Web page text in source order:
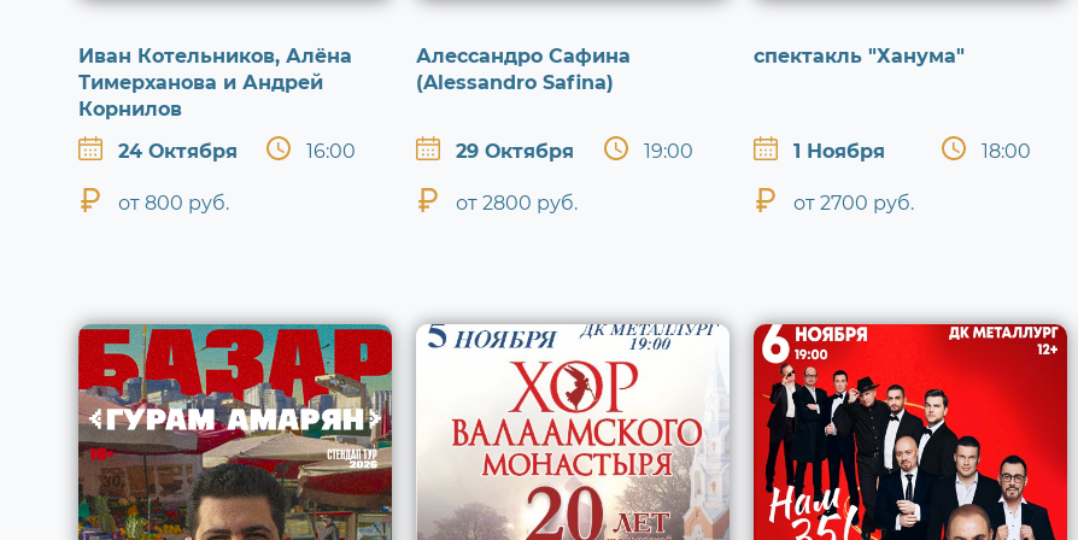
Иван Котельников, Алёна
Тимерханова и Андрей
Корнилов
24 Октября
16:00
от 800 руб.
Алессандро Сафина
(Alessandro Safina)
29 Октября 19:00
от 2800 руб.
спектакль "Ханума"
1 Ноября 18:00
от 2700 руб.